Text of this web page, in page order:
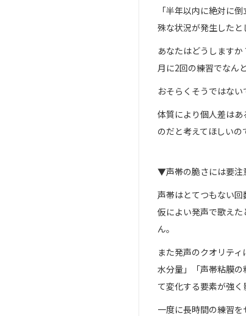
「半年以内に絶対に
殊な状況が発生したと
あなたはどうしますか
月に2回の練習でなん
おそらくそうではない
体質により個人差は
のだと考えてほしいの
▼声帯の脆さには要注
声帯はとてつもない回
仮によい発声で歌え
ん。
また発声のクオリテ
水分量」「声帯粘膜
て変化する要素が強く
一度に長時間の練習